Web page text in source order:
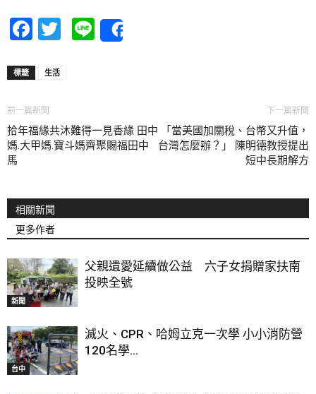
Facebook
Twitter
Line
標籤 生活
前一篇新聞
拾年福緣共沐難得一見香緣 田中
媽.大甲媽.寶斗媽齊聚賜福田中
馬
下一篇新聞
「當美國加關稅、台幣又升值，
台灣怎麼辦？」 陳明德教授提出
短中長期解方
相關新聞
更多作者
新聞
父親遺愛延續做公益 六子女捐贈家扶南
投映全號
台中
滅火、CPR、哈姆立克一次學 小小消防營
120名學...